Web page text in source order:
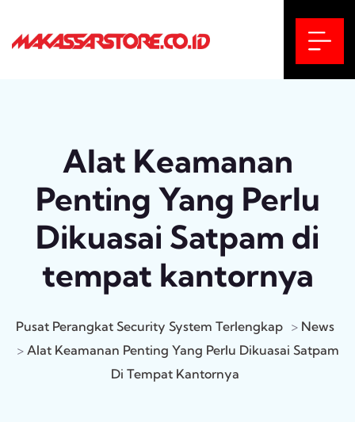
Alat Keamanan
Penting Yang Perlu
Dikuasai Satpam di
tempat kantornya
Pusat Perangkat Security System Terlengkap > News
> Alat Keamanan Penting Yang Perlu Dikuasai Satpam
Di Tempat Kantornya